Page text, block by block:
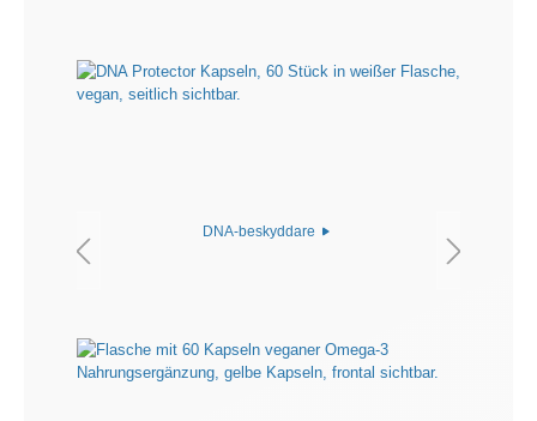
DNA-beskyddare